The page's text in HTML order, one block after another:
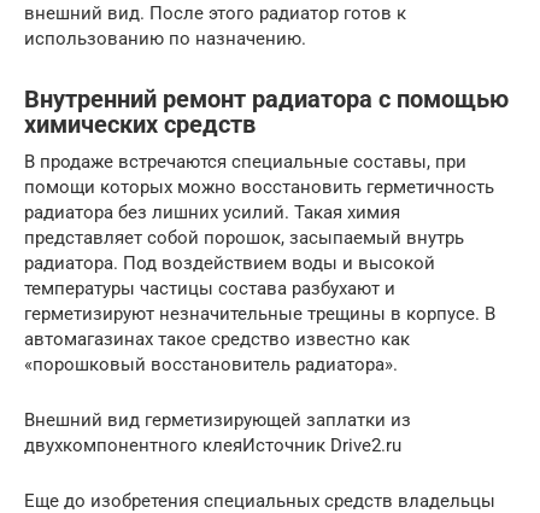
внешний вид. После этого радиатор готов к
использованию по назначению.
Внутренний ремонт радиатора с помощью
химических средств
В продаже встречаются специальные составы, при
помощи которых можно восстановить герметичность
радиатора без лишних усилий. Такая химия
представляет собой порошок, засыпаемый внутрь
радиатора. Под воздействием воды и высокой
температуры частицы состава разбухают и
герметизируют незначительные трещины в корпусе. В
автомагазинах такое средство известно как
«порошковый восстановитель радиатора».
Внешний вид герметизирующей заплатки из
двухкомпонентного клеяИсточник Drive2.ru
Еще до изобретения специальных средств владельцы